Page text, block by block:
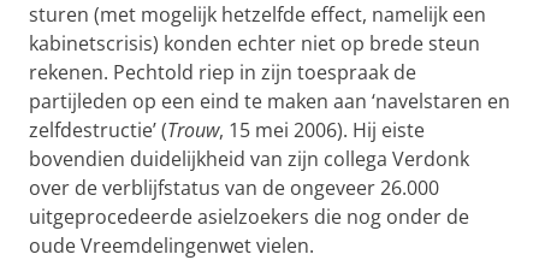
sturen (met mogelijk hetzelfde effect, namelijk een
kabinetscrisis) konden echter niet op brede steun
rekenen. Pechtold riep in zijn toespraak de
partijleden op een eind te maken aan ‘navelstaren en
zelfdestructie’ (Trouw, 15 mei 2006). Hij eiste
bovendien duidelijkheid van zijn collega Verdonk
over de verblijfstatus van de ongeveer 26.000
uitgeprocedeerde asielzoekers die nog onder de
oude Vreemdelingenwet vielen.